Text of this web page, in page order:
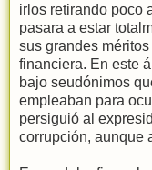
irlos retirando poco
pasara a estar
sus grandes
financiera. En este
bajo seudónimos
empleaban para
persiguió al
corrupción, aunque